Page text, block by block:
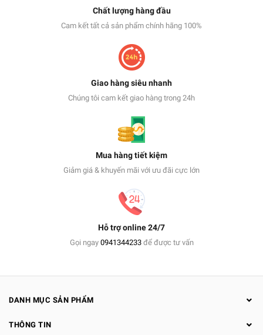
Chất lượng hàng đầu
Cam kết tất cả sản phẩm chính hãng 100%
Giao hàng siêu nhanh
Chúng tôi cam kết giao hàng trong 24h
Mua hàng tiết kiệm
Giảm giá & khuyến mãi với ưu đãi cực lớn
Hỗ trợ online 24/7
Gọi ngay 0941344233để được tư vấn
DANH MỤC SẢN PHẨM
THÔNG TIN